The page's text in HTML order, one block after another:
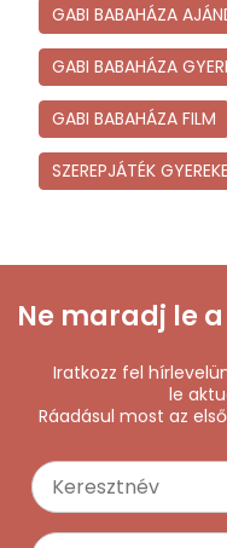
GABI BABAHÁZA
GABI BABAHÁZA
GABI BABAHÁZA FILM
SZEREPJÁTÉK
Ne maradj le
Iratkozz fel
le
Ráadásul most az